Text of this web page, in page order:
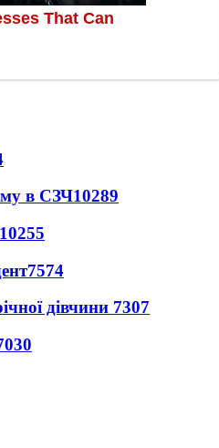
в СЗЧ10289
10255
7574
дівчини 7307